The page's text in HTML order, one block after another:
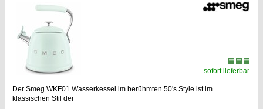
sofort lieferbar
Der Smeg WKF01 Wasserkessel im berühmten 50's Style ist im
klassischen Stil der